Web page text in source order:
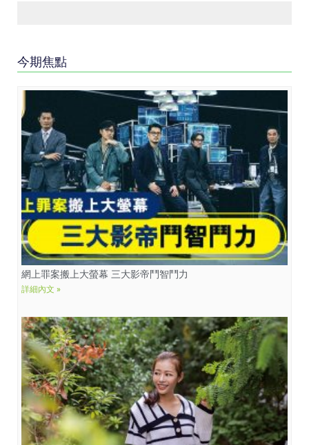
今期焦點
網上罪案搬上大螢幕 三大影帝鬥智鬥力
詳細內文 »